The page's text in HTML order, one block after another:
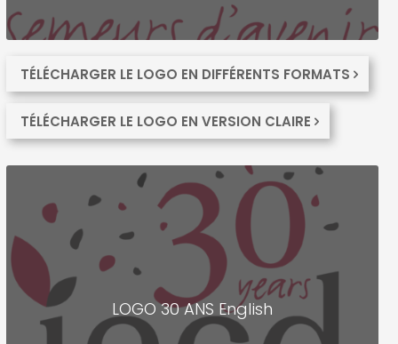
TÉLÉCHARGER LE LOGO EN DIFFÉRENTS FORMATS
TÉLÉCHARGER LE LOGO EN VERSION CLAIRE
LOGO 30 ANS English